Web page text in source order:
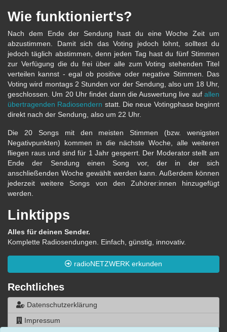
Wie funktioniert's?
Nach dem Ende der Sendung hast du eine Woche Zeit um
abzustimmen. Damit sich das Voting jedoch lohnt, solltest du
jedoch täglich abstimmen, denn jeden Tag hast du fünf Stimmen
zur Verfügung die du frei über alle zum Voting stehenden Titel
verteilen kannst - egal ob positive oder negative Stimmen. Das
Voting wird montags 2 Stunden vor der Sendung, also um 18 Uhr,
geschlossen. Um 20 Uhr findet dann die Auswertung live auf allen
übertragenden Radiosendern statt. Die neue Votingphase beginnt
direkt nach der Sendung, also um 22 Uhr.
Die 20 Songs mit den meisten Stimmen (bzw. wenigsten
Negativpunkten) kommen in die nächste Woche, alle weiteren
fliegen raus und sind für 1 Jahr gesperrt. Der Moderator stellt am
Ende der Sendung einen Song vor, der in der sich
anschließenden Woche gewählt werden kann. Außerdem können
jederzeit weitere Songs von den Zuhörer:innen hinzugefügt
werden.
Linktipps
Alles für deinen Sender.
Komplette Radiosendungen. Einfach, günstig, innovativ.
radioNETZWERK erkunden
Rechtliches
Datenschutzerklärung
Impressum